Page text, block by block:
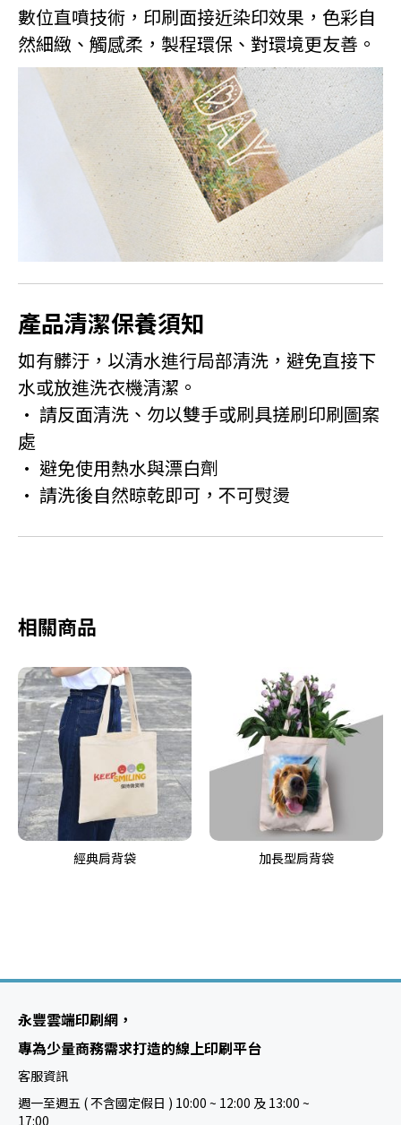
數位直噴技術，印刷面接近染印效果，色彩自
然細緻、觸感柔，製程環保、對環境更友善。
產品清潔保養須知
如有髒汙，以清水進行局部清洗，避免直接下
水或放進洗衣機清潔。
• 請反面清洗、勿以雙手或刷具搓刷印刷圖案
處
• 避免使用熱水與漂白劑
• 請洗後自然晾乾即可，不可熨燙
相關商品
經典肩背袋 加長型肩背袋
永豐雲端印刷網，
專為少量商務需求打造的線上印刷平台
客服資訊
週一至週五 ( 不含國定假日 ) 10:00 ~ 12:00 及 13:00 ~
17:00